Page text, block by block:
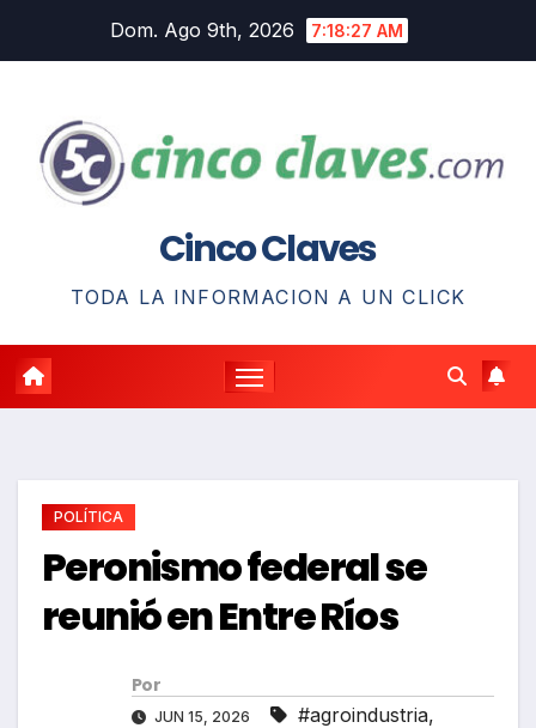
Dom. Ago 9th, 2026 7:18:28 AM
Cinco Claves
TODA LA INFORMACION A UN CLICK
POLÍTICA
Peronismo federal se
reunió en Entre Ríos
Por
JUN 15, 2026 #agroindustria,